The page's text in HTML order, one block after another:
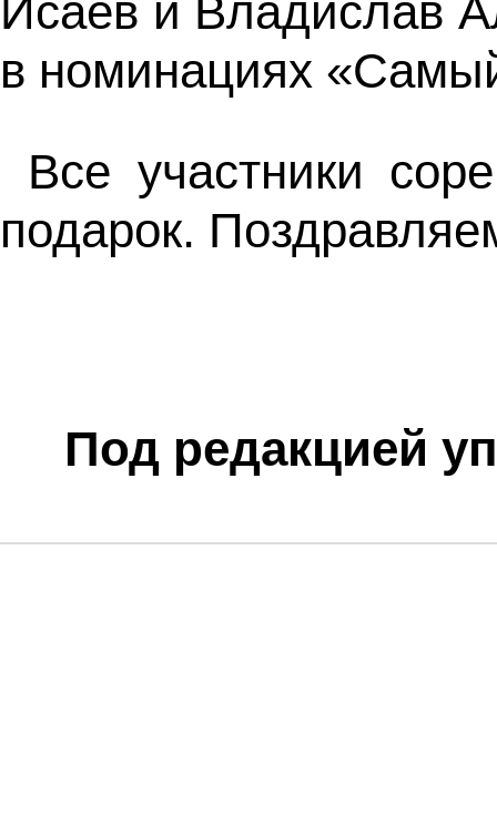
Исаев и Владислав
в номинациях
Все участники
подарок.
Под редакцией